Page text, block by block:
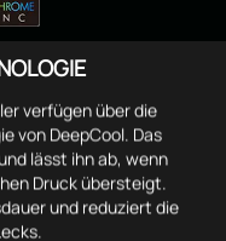
verfügen über die
von DeepCool. Das
lässt ihn ab, wenn
Druck übersteigt.
und reduziert die